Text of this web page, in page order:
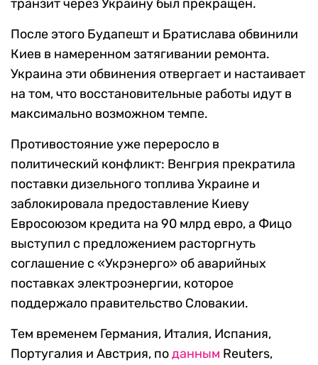
транзит через Украину был прекращен.
После этого Будапешт и Братислава обвинили
Киев в намеренном затягивании ремонта.
Украина эти обвинения отвергает и настаивает
на том, что восстановительные работы идут в
максимально возможном темпе.
Противостояние уже переросло в
политический конфликт: Венгрия прекратила
поставки дизельного топлива Украине и
заблокировала предоставление Киеву
Евросоюзом кредита на 90 млрд евро, а Фицо
выступил с предложением расторгнуть
соглашение с «Укрэнерго» об аварийных
поставках электроэнергии, которое
поддержало правительство Словакии.
Тем временем Германия, Италия, Испания,
Португалия и Австрия, поданным Reuters,